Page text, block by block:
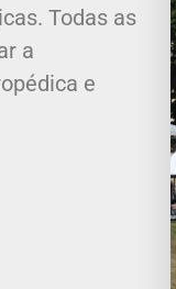
Todas as
a
e